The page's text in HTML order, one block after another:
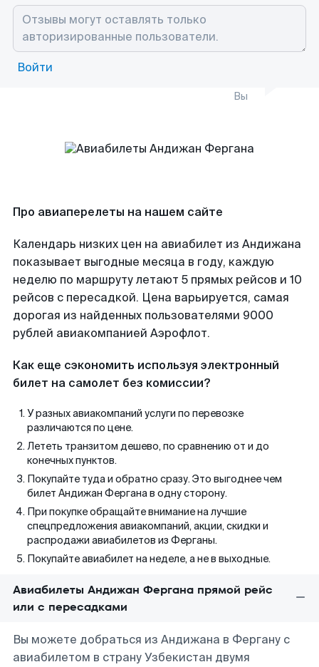
Войти
Вы
Про авиаперелеты на нашем сайте
Календарь низких цен на авиабилет из Андижана
показывает выгодные месяца в году, каждую
неделю по маршруту летают 5 прямых рейсов и 10
рейсов с пересадкой. Цена варьируется, самая
дорогая из найденных пользователями 9000
рублей авиакомпанией Аэрофлот.
Как еще сэкономить используя электронный
билет на самолет без комиссии?
У разных авиакомпаний услуги по перевозке
различаются по цене.
Лететь транзитом дешево, по сравнению от и до
конечных пунктов.
Покупайте туда и обратно сразу. Это выгоднее чем
билет Андижан Фергана в одну сторону.
При покупке обращайте внимание на лучшие
спецпредложения авиакомпаний, акции, скидки и
распродажи авиабилетов из Ферганы.
Покупайте авиабилет на неделе, а не в выходные.
Авиабилеты Андижан Фергана прямой рейс
или с пересадками
Вы можете добраться из Андижана в Фергану с
авиабилетом в страну Узбекистан двумя